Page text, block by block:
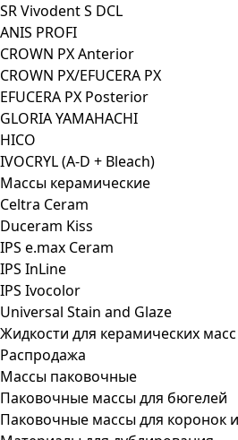
SR Vivodent S DCL
ANIS PROFI
CROWN PX Anterior
CROWN PX/EFUCERA PX
EFUCERA PX Posterior
GLORIA YAMAHACHI
HICO
IVOCRYL (A-D + Bleach)
Массы керамические
Celtra Ceram
Duceram Kiss
IPS e.max Ceram
IPS InLine
IPS Ivocolor
Universal Stain and Glaze
Жидкости для керамических масс
Распродажа
Массы паковочные
Паковочные массы для бюгелей
Паковочные массы для коронок